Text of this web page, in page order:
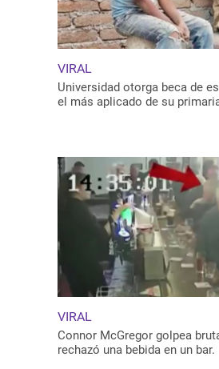
VIRAL
Universidad otorga beca de
el más aplicado de su
VIRAL
Connor McGregor golpea
rechazó una bebida en un bar.